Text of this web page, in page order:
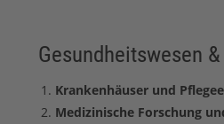
Gesundheitswesen
Krankenhäuser und
Medizinische Forschung